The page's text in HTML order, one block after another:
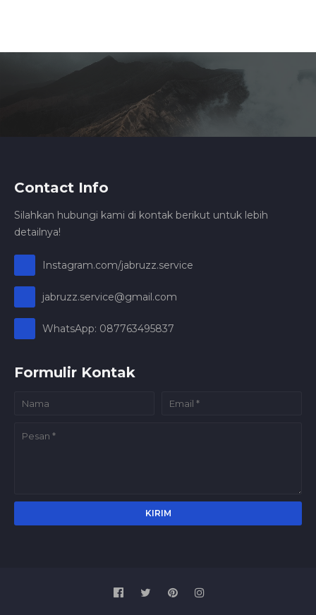
Contact Info
Silahkan hubungi kami di kontak berikut untuk lebih
detailnya!
Instagram.com/jabruzz.service
jabruzz.service@gmail.com
WhatsApp: 087763495837
Formulir Kontak